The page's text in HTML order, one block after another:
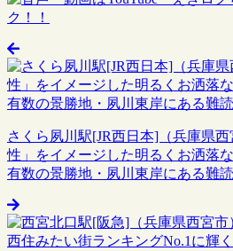
さくら夙川駅[JR西日本]（兵庫県
性」をイメージした明るくお洒落
有数の景勝地・夙川東岸にある難